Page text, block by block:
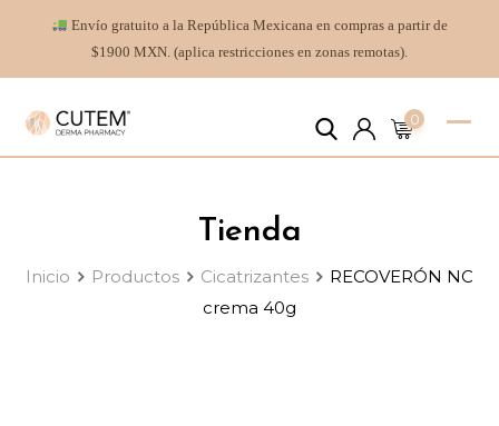
Envío gratuito a la República Mexicana en compras a partir de
$1900 MXN. (aplica restricciones en zonas remotas).
0
Tienda
Inicio Productos Cicatrizantes
RECOVERÓN NC
crema 40g